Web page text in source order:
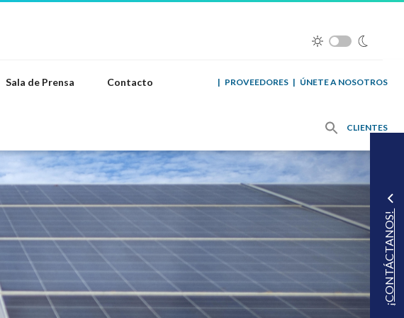
Sala de Prensa Contacto ÚNETE A NOSOTROS
|
PROVEEDORES
|
CLIENTES
¡CONTÁCTANOS!